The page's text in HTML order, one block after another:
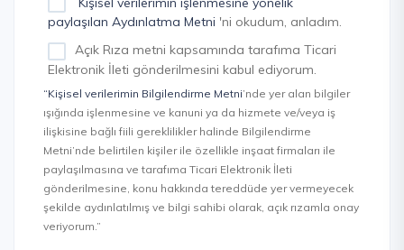
paylaşılan Aydınlatma Metni 'ni okudum, anladım.
Açık Rıza metni kapsamında tarafıma Ticari
Elektronik İleti gönderilmesini kabul ediyorum.
“Kişisel verilerimin Bilgilendirme Metni’nde yer alan bilgiler
ışığında işlenmesine ve kanuni ya da hizmete ve/veya iş
ilişkisine bağlı fiili gereklilikler halinde Bilgilendirme
Metni’nde belirtilen kişiler ile özellikle inşaat firmaları ile
paylaşılmasına ve tarafıma Ticari Elektronik İleti
gönderilmesine, konu hakkında tereddüde yer vermeyecek
şekilde aydınlatılmış ve bilgi sahibi olarak, açık rızamla onay
veriyorum.”